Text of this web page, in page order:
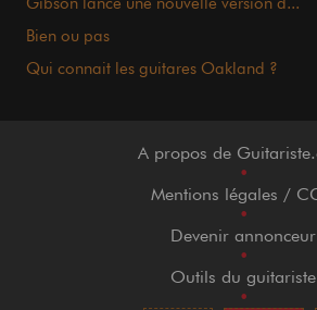
Bien ou pas
Qui connait les guitares Oakland ?
A propos de
•
Mentions légales /
•
Devenir annonceur
•
Outils du guitariste
•